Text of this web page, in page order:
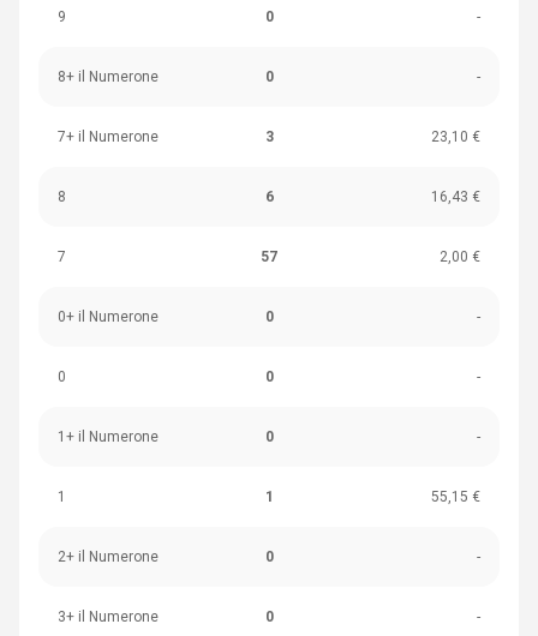
9 0 -
8+ il Numerone 0 -
7+ il Numerone 3 23,10 €
8 6 16,43 €
7 57 2,00 €
0+ il Numerone 0 -
0 0 -
1+ il Numerone 0 -
1 1 55,15 €
2+ il Numerone 0 -
3+ il Numerone 0 -